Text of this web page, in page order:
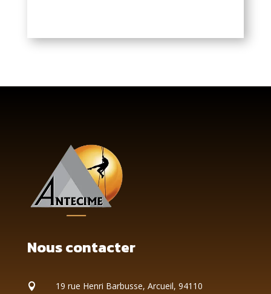
Nous contacter
 19 rue Henri Barbusse, Arcueil, 94110